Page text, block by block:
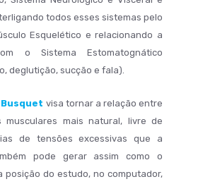
todos esses sistemas pelo
Esquelético e relacionando a
o Sistema Estomatognático
deglutição, sucção e fala).
visa tornar a relação entre
musculares mais natural, livre de
de tensões excessivas que a
pode gerar assim como o
posição do estudo, no computador,